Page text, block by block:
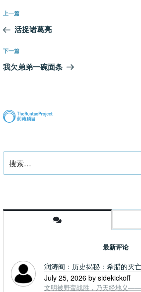
文
导
航
上
一
文
章
上一篇
活捉诸葛亮
下
一
下一篇
我欠弟弟一碗面条
索：
最新评论
润涛阎：历史揭秘：希腊的灭亡
July 25, 2026 by sidekickoff
文明被野蛮战胜，乃天经地义